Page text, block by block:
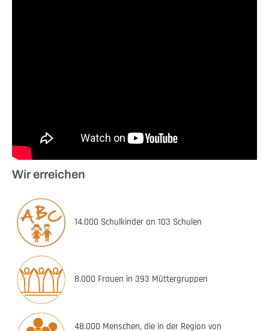
Wir erreichen
14.000 Schulkinder an 103 Schulen
8.000 Frauen in 393 Müttergruppen
48.000 Menschen, die in der Region von